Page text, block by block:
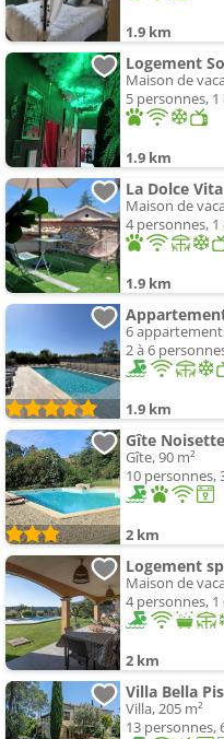
1.9 km
Maison de
5 personnes,
1.9 km
La Dolce
Maison de
4 personnes,
1.9 km
6
2 à 6
1.9 km
Gîte
Gîte, 90 m²
10 personnes,
2 km
Logement
Maison de
4 personnes,
2 km
Villa Bella
Villa, 205 m²
13 personnes,